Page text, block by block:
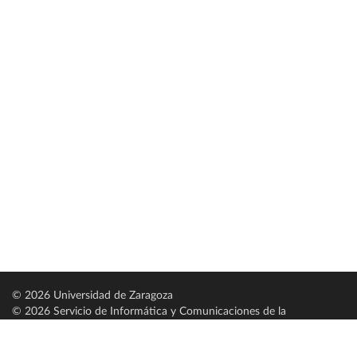
© 2026 Universidad de Zaragoza
© 2026 Servicio de Informática y Comunicaciones de la